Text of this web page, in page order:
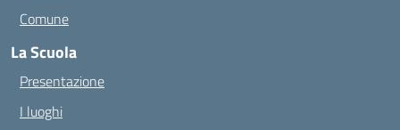
Comune
La Scuola
Presentazione
I luoghi